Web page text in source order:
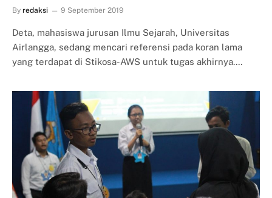
By redaksi 9 September 2019
Deta, mahasiswa jurusan Ilmu Sejarah, Universitas
Airlangga, sedang mencari referensi pada koran lama
yang terdapat di Stikosa-AWS untuk tugas akhirnya.…